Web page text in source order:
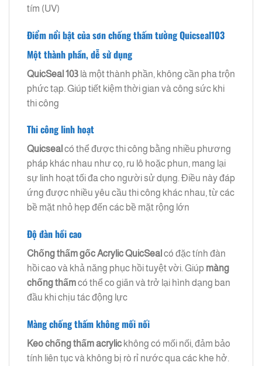
tím (UV)
Điểm nổi bật của sơn chống thấm tường Quicseal103
Một thành phần, dễ sử dụng
QuicSeal 103 là một thành phần, không cần pha trộn
phức tạp. Giúp tiết kiệm thời gian và công sức khi
thi công
Thi công linh hoạt
Quicseal có thể được thi công bằng nhiều phương
pháp khác nhau như cọ, ru lô hoặc phun, mang lại
sự linh hoạt tối đa cho người sử dụng. Điều này đáp
ứng được nhiều yêu cầu thi công khác nhau, từ các
bề mặt nhỏ hẹp đến các bề mặt rộng lớn
Độ đàn hồi cao
Chống thấm gốc AcrylicQuicSeal có đặc tính đàn
hồi cao và khả năng phục hồi tuyệt vời. Giúp màng
chống thấmcó thể co giãn và trở lại hình dạng ban
đầu khi chịu tác động lực
Màng chống thấm không mối nối
Keo chống thấm acrylic không có mối nối, đảm bảo
tính liên tục và không bị rò rỉ nước qua các khe hở.